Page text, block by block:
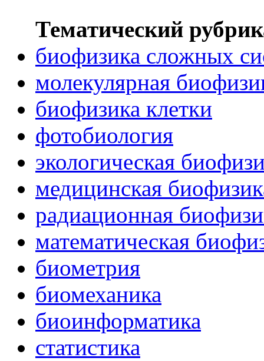
Тематический
биофизика сложных
молекулярная
биофизика клетки
фотобиология
экологическая
медицинская
радиационная
математическая
биометрия
биомеханика
биоинформатика
статистика